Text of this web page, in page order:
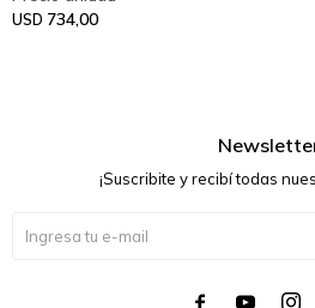
USD 734,00
¡Suscribite y recibí todas
  